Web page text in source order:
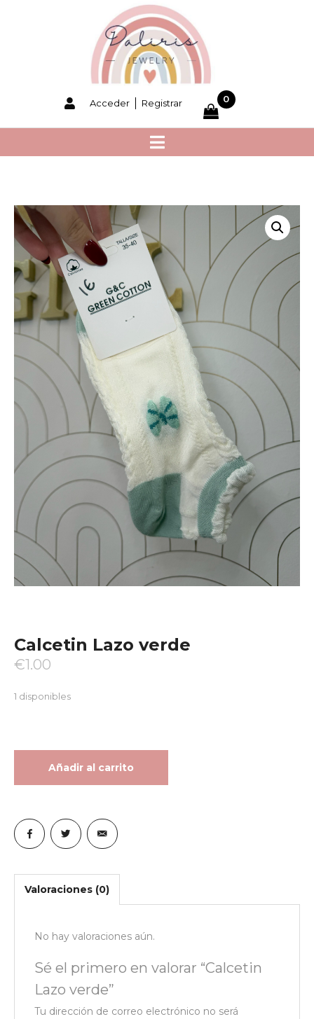
Acceder Registrar 0
Calcetin Lazo verde
€1.00
1 disponibles
Añadir al carrito
Valoraciones (0)
No hay valoraciones aún.
Sé el primero en valorar “Calcetin
Lazo verde”
Tu dirección de correo electrónico no será